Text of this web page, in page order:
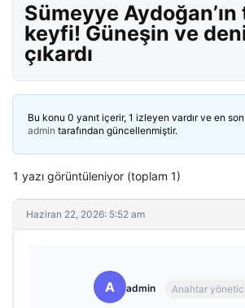
Sümeyye
keyfi! Güneşin ve
çıkardı
Bu konu 0 yanıt içerir, 1 izleyen vardır ve en son
admin tarafından güncellenmiştir.
1 yazı görüntüleniyor (toplam 1)
Haziran 22, 2026: 5:52 am
A admin Anahtar yönetici